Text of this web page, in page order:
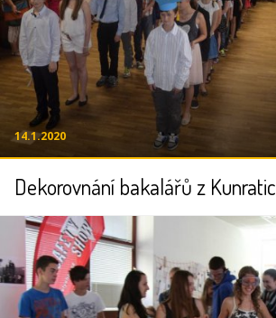
14.1.2020
Dekorovnání bakalářů z Kunratic